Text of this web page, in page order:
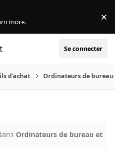
more. ×
Se connecter
d'achat Ordinateurs de bureau
Ordinateurs de bureau et